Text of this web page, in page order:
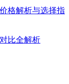
格解析与选择指
比全解析